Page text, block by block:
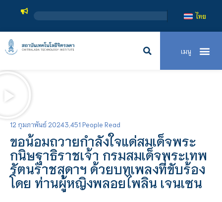
ไทย
12 กุมภาพันธ์ 20243,451 People Read
ขอน้อมถวายกำลังใจแด่สมเด็จพระ
กนิษฐาธิราชเจ้า กรมสมเด็จพระเทพ
รัตนราชสุดาฯ ด้วยบทเพลงที่ขับร้อง
โดย ท่านผู้หญิงพลอยไพลิน เจนเซน